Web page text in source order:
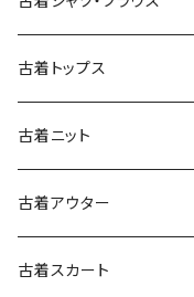
古着半袖ワンピース
古着ノースリーブワンピー
古着キャミソールワンピー
古着ベアトップワンピース
古着長袖シャツ・ブラウス
古着半袖シャツ・ブラウス
古着ノースリーブシャツ・
古着トップス
古着スウェット&パーカー
古着スウェット
古着パーカー
古着プルオーバー
古着長袖プルオーバー
古着Ｔシャツ
古着ニット
古着セーター
古着カーディガン
古着アウター
古着ライトジャケット
古着スカート